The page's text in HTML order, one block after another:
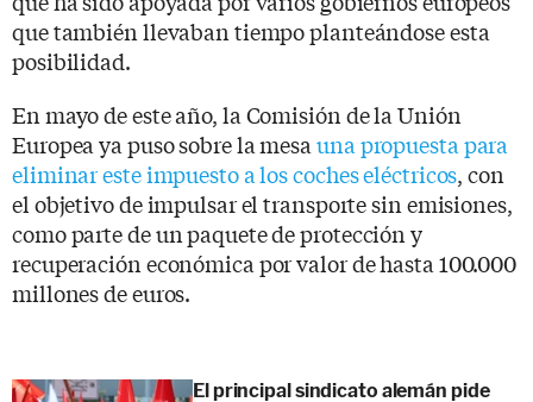
que también llevaban tiempo planteándose esta
posibilidad.
En mayo de este año, la Comisión de la Unión
Europea ya puso sobre la mesa una propuesta para
eliminar este impuesto a los coches eléctricos, con
el objetivo de impulsar el transporte sin emisiones,
como parte de un paquete de protección y
recuperación económica por valor de hasta 100.000
millones de euros.
El principal sindicato alemán pide